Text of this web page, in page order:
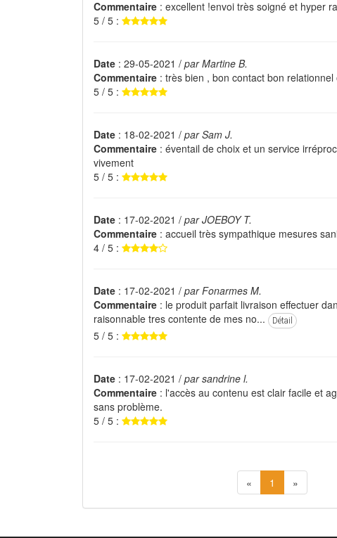
Commentaire : excellent !envoi très soigné et hyper
5 / 5 :
Date : 29-05-2021 / par Martine B.
Commentaire : très bien , bon contact bon
5 / 5 :
Date : 18-02-2021 / par Sam J.
Commentaire : éventail de choix et un service
vivement
5 / 5 :
Date : 17-02-2021 / par JOEBOY T.
Commentaire : accueil très sympathique mesures
4 / 5 :
Date : 17-02-2021 / par Fonarmes M.
Commentaire : le produit parfait livraison effectuer
raisonnable tres contente de mes no...
Détail
5 / 5 :
Date : 17-02-2021 / par sandrine l.
Commentaire : l'accès au contenu est clair facile et
sans problème.
5 / 5 :
« 1 »